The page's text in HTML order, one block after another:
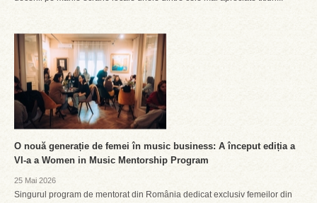
O nouă generație de femei în music business: A început ediția a
VI-a a Women in Music Mentorship Program
25 Mai 2026
Singurul program de mentorat din România dedicat exclusiv femeilor din